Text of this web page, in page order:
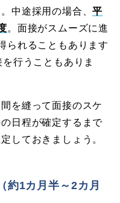
中途採用の場合、平
。面接がスムーズに進
られることもあります
行うこともありま
を縫って面接のスケ
日程が確定するまで
しておきましょう。
約1カ月半～2カ月